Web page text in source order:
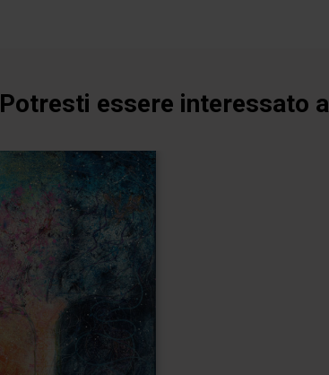
Potresti essere interessato a